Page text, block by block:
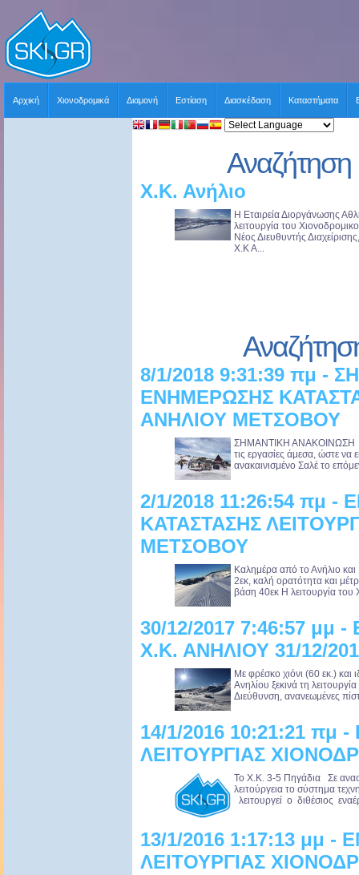
Αρχική Χιονοδρομικά Διαμονή Εστίαση Διασκέδαση Καταστήματα
Αναζήτηση
Χ.Κ. Ανήλιο
Η Εταιρεία Διοργάνωσης
λειτουργία του
Νέος Διευθυντής
Χ.Κ Α...
8/1/2018 9:31:39 πμ -
ΕΝΗΜΕΡΩΣΗΣ
ΑΝΗΛΙΟΥ ΜΕΤΣΟΒΟΥ
ΣΗΜΑΝΤΙΚΗ ΑΝΑΚΟΙΝΩΣΗ
τις εργασίες άμεσα, ώστε να
ανακαινισμένο Σαλέ το
2/1/2018 11:26:54 πμ
ΚΑΤΑΣΤΑΣΗΣ
ΜΕΤΣΟΒΟΥ
Καλημέρα από το Ανήλιο
2εκ, καλή ορατότητα και
βάση 40εκ Η λειτουργία του
30/12/2017 7:46:57 μμ
Χ.Κ. ΑΝΗΛΙΟΥ 31/12/
Με φρέσκο χιόνι (60 εκ.) και
Ανηλίου ξεκινά τη
Διεύθυνση, ανανεωμένες
14/1/2016 10:21:21 πμ
ΛΕΙΤΟΥΡΓΙΑΣ
Το Χ.Κ. 3-5 Πηγάδια Σε
λειτούργεια το σύστημα
λειτουργεί ο διθέσιος
13/1/2016 1:17:13 μμ
ΛΕΙΤΟΥΡΓΙΑΣ